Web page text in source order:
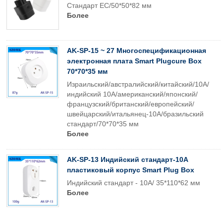
Стандарт ЕС/50*50*82 мм
Более
AK-SP-15 ~ 27 Многоспецификационная
электронная плата Smart Plugcure Box
70*70*35 мм
Израильский/австралийский/китайский/10A/
индийский 10A/американский/японский/
французский/британский/европейский/
швейцарский/итальянец-10A/бразильский
стандарт/70*70*35 мм
Более
AK-SP-13 Индийский стандарт-10A
пластиковый корпус Smart Plug Box
Индийский стандарт - 10A/ 35*110*62 мм
Более